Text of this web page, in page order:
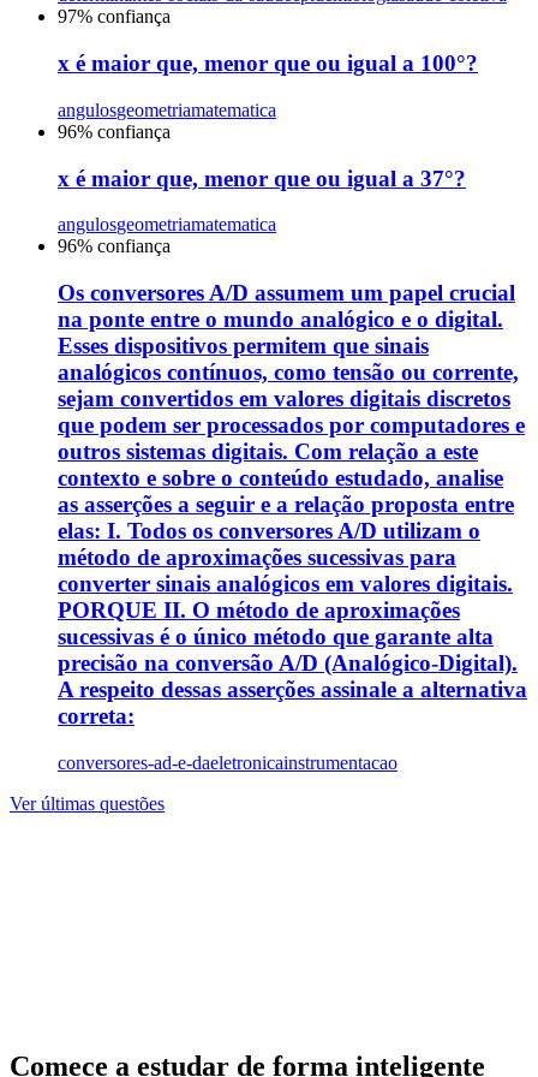
97% confiança
x é maior que, menor que ou igual a 100°?
angulosgeometriamatematica
96% confiança
x é maior que, menor que ou igual a 37°?
angulosgeometriamatematica
96% confiança
Os conversores A/D assumem um papel crucial
na ponte entre o mundo analógico e o digital.
Esses dispositivos permitem que sinais
analógicos contínuos, como tensão ou corrente,
sejam convertidos em valores digitais discretos
que podem ser processados por computadores e
outros sistemas digitais. Com relação a este
contexto e sobre o conteúdo estudado, analise
as asserções a seguir e a relação proposta entre
elas: I. Todos os conversores A/D utilizam o
método de aproximações sucessivas para
converter sinais analógicos em valores digitais.
PORQUE II. O método de aproximações
sucessivas é o único método que garante alta
precisão na conversão A/D (Analógico-Digital).
A respeito dessas asserções assinale a alternativa
correta:
conversores-ad-e-daeletronicainstrumentacao
Ver últimas questões
Comece a estudar de forma inteligente